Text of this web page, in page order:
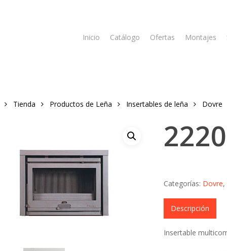
Inicio Catálogo Ofertas Montajes
Tienda Productos de Leña Insertables de leña Dovre
Categorías: Dovre,
Descripción
Insertable